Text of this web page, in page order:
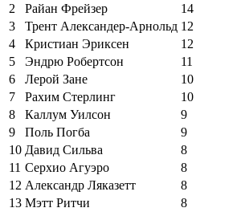
2
Райан Фрейзер
14
3
Трент Александер-Арнольд 12
4
Кристиан Эриксен
12
5
Эндрю Робертсон
11
6
Лерой Зане
10
7
Рахим Стерлинг
10
8
Каллум Уилсон
9
9
Поль Погба
9
10 Давид Сильва
8
11 Серхио Агуэро
8
12 Александр Ляказетт
8
13 Мэтт Ритчи
8